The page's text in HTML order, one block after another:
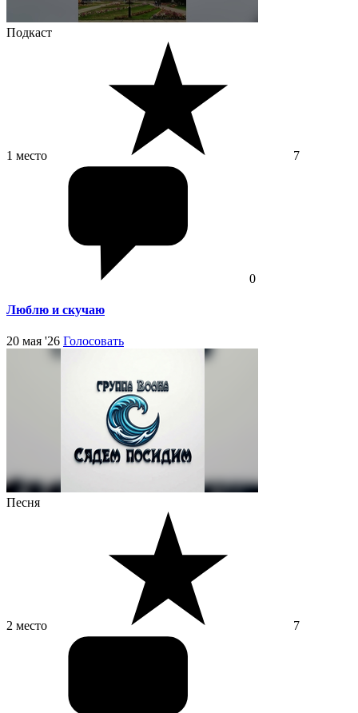
Подкаст
1 место 7
0
Люблю и скучаю
20 мая '26 Голосовать
Песня
2 место 7